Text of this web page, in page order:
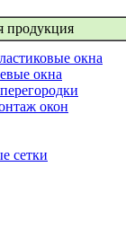
продукция
окна
окна
окон
сетки